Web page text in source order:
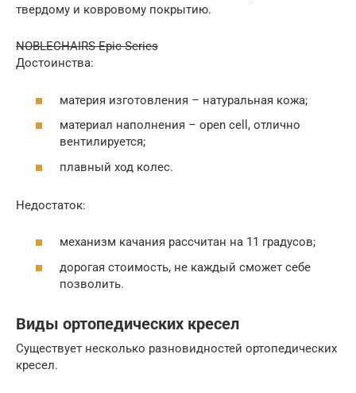
твердому и ковровому покрытию.
NOBLECHAIRS Epic Series
Достоинства:
материя изготовления – натуральная кожа;
материал наполнения – open cell, отлично
вентилируется;
плавный ход колес.
Недостаток:
механизм качания рассчитан на 11 градусов;
дорогая стоимость, не каждый сможет себе
позволить.
Виды ортопедических кресел
Существует несколько разновидностей ортопедических
кресел.